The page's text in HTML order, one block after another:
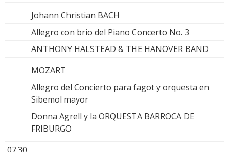
Johann Christian BACH
Allegro con brio del Piano Concerto No. 3
ANTHONY HALSTEAD & THE HANOVER BAND
MOZART
Allegro del Concierto para fagot y orquesta en
Sibemol mayor
Donna Agrell y la ORQUESTA BARROCA DE
FRIBURGO